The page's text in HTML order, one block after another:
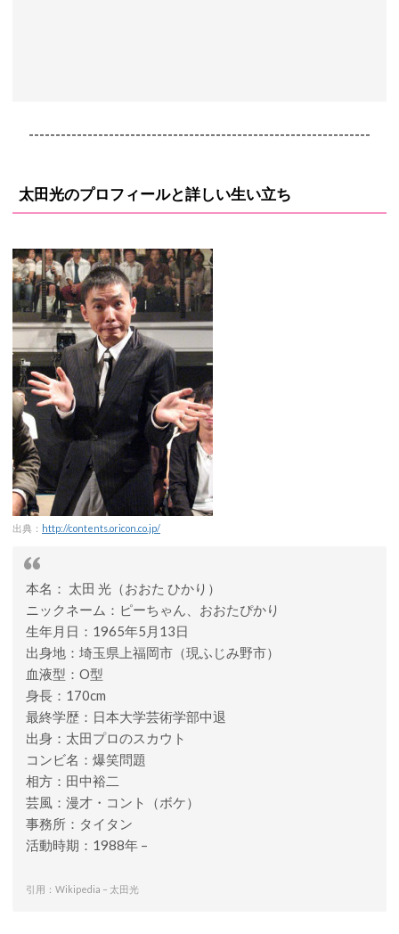
----------------------------------------------------------------
太田光のプロフィールと詳しい生い立ち
出典： http://contents.oricon.co.jp/
本名： 太田 光（おおた ひかり）
ニックネーム：ピーちゃん、おおたぴかり
生年月日：1965年5月13日
出身地：埼玉県上福岡市（現ふじみ野市）
血液型：O型
身長：170cm
最終学歴：日本大学芸術学部中退
出身：太田プロのスカウト
コンビ名：爆笑問題
相方：田中裕二
芸風：漫才・コント（ボケ）
事務所：タイタン
活動時期：1988年 –
引用：Wikipedia – 太田光